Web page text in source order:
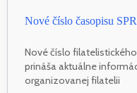
Nové číslo časopisu
Nové číslo filatelistického
prináša aktuálne
organizovanej filatelii